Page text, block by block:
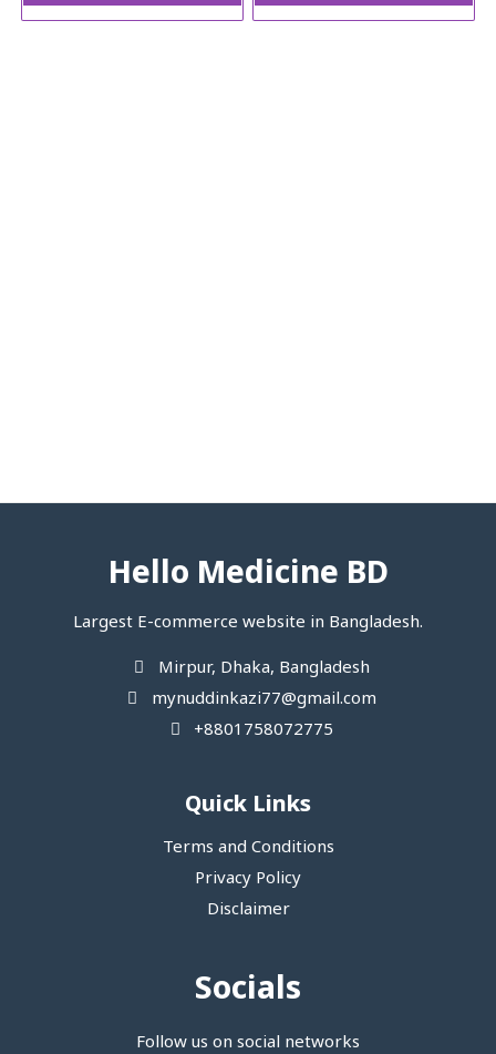
Hello Medicine BD
Largest E-commerce website in Bangladesh.
Mirpur, Dhaka, Bangladesh
mynuddinkazi77@gmail.com
+8801758072775‬
Quick Links
Terms and Conditions
Privacy Policy
Disclaimer
Socials
Follow us on social networks